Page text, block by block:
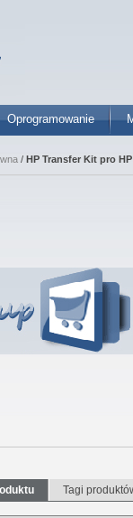
Oprogramowanie
/ HP Transfer Kit pro
Tagi